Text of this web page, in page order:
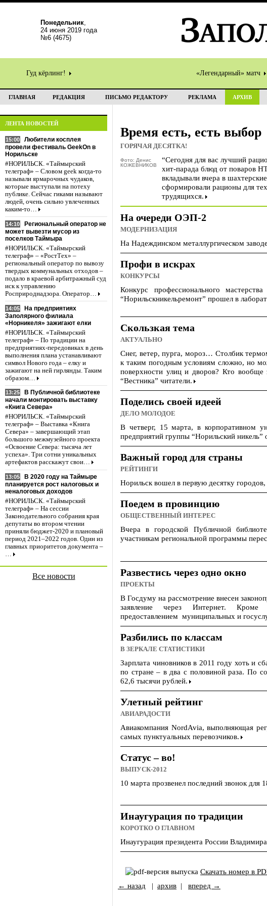
Понедельник,
24 июня 2019 года
№6 (4675)
Гуд кёрлинг! «Легендарный» матч
ГЛАВНАЯ РЕДАКЦИЯ ПИСЬМО РЕДАКТОРУ РЕКЛАМА АРХИВ
ЛЕНТА НОВОСТЕЙ
15:00
Любители косплея
провели фестиваль GeekOn в
Норильске
#НОРИЛЬСК. «Таймырский
телеграф» – Словом geek когда-то
называли ярмарочных чудаков,
которые выступали на потеху
публике. Сейчас гиками называют
людей, очень сильно увлеченных
каким-то…
14:10
Региональный оператор не
может вывезти мусор из
поселков Таймыра
#НОРИЛЬСК. «Таймырский
телеграф» – «РостТех» –
региональный оператор по вывозу
твердых коммунальных отходов –
подало в краевой арбитражный суд
иск к управлению
Росприроднадзора. Оператор…
14:05
На предприятиях
Заполярного филиала
«Норникеля» зажигают елки
#НОРИЛЬСК. «Таймырский
телеграф» – По традиции на
предприятиях-передовиках в день
выполнения плана устанавливают
символ Нового года – елку и
зажигают на ней гирлянды. Таким
образом…
13:25
В Публичной библиотеке
начали монтировать выставку
«Книга Севера»
#НОРИЛЬСК. «Таймырский
телеграф» – Выставка «Книга
Севера» – завершающий этап
большого межмузейного проекта
«Освоение Севера: тысяча лет
успеха». Три сотни уникальных
артефактов расскажут свои…
13:05
В 2020 году на Таймыре
планируется рост налоговых и
неналоговых доходов
#НОРИЛЬСК. «Таймырский
телеграф» – На сессии
Законодательного собрания края
депутаты во втором чтении
приняли бюджет-2020 и плановый
период 2021–2022 годов. Один из
главных приоритетов документа –
…
Все новости
Время есть, есть выбор
ГОРЯЧАЯ ДЕСЯТКА!
Фото: Денис
КОЖЕВНИКОВ
“Сегодня для вас лучший
хит-парада блюд от поваров
вкладывали вчера в
сформировали рационы для
трудящихся.
На очереди ОЭП-2
МОДЕРНИЗАЦИЯ
На Надеждинском металлургическом
Профи в искрах
КОНКУРСЫ
Конкурс профессионального
“Норильскникельремонт” прошел в
Скользкая тема
АКТУАЛЬНО
Снег, ветер, пурга, мороз… Столбик
к таким погодным условиям сложно, но
поверхности улиц и дворов? Кто
“Вестника” читатели.
Поделись своей идеей
ДЕЛО МОЛОДОЕ
В четверг, 15 марта, в корпоративном
предприятий группы “Норильский никель”
Важный город для страны
РЕЙТИНГИ
Норильск вошел в первую десятку
Поедем в провинцию
ОБЩЕСТВЕННЫЙ ИНТЕРЕС
Вчера в городской Публичной
участникам региональной программы
Развестись через одно окно
ПРОЕКТЫ
В Госдуму на рассмотрение внесен
заявление через Интернет. Кроме
предоставлением муниципальных и
Разбились по классам
В ЗЕРКАЛЕ СТАТИСТИКИ
Зарплата чиновников в 2011 году хоть и
по стране – в два с половиной раза. По
62,6 тысячи рублей.
Улетный рейтинг
АВИАРАДОСТИ
Авиакомпания NordAvia, выполняющая
самых пунктуальных перевозчиков.
Статус – во!
ВЫПУСК-2012
10 марта прозвенел последний звонок
Инаугурация по традиции
КОРОТКО О ГЛАВНОМ
Инаугурация президента России
Скачать номер в
← назад | архив | вперед →